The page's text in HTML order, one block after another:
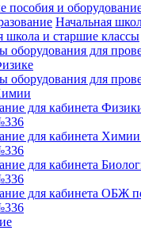
пособия и
Начальная
школа и старшие классы
оборудования для
оборудования для
для кабинета
для кабинета
для кабинета
для кабинета ОБЖ